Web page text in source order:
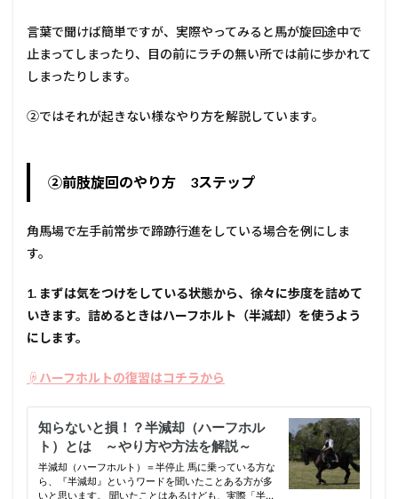
言葉で聞けば簡単ですが、実際やってみると馬が旋回途中で
止まってしまったり、目の前にラチの無い所では前に歩かれて
しまったりします。
②ではそれが起きない様なやり方を解説しています。
②前肢旋回のやり方 3ステップ
角馬場で左手前常歩で蹄跡行進をしている場合を例にしま
す。
1. まずは気をつけをしている状態から、徐々に歩度を詰めて
いきます。詰めるときはハーフホルト（半減却）を使うよう
にします。
☟ハーフホルトの復習はコチラから